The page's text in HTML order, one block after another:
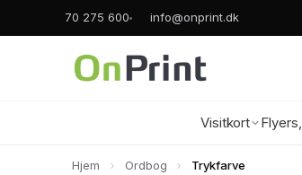
70 275 600 info@onprint.dk
Visitkort
Hjem Ordbog Trykfarve